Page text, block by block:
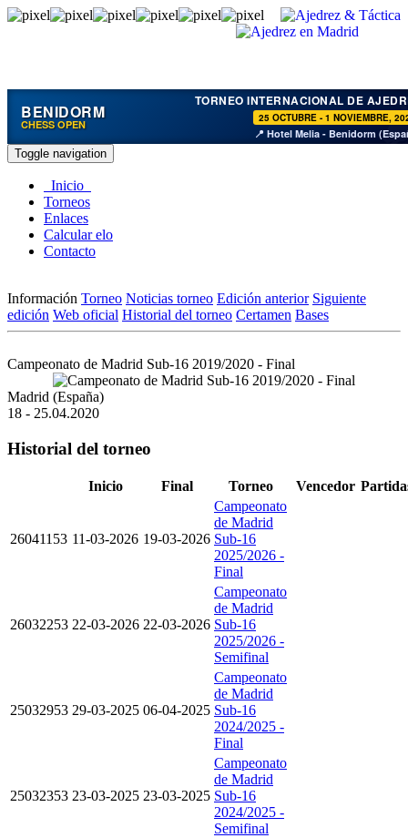
BENIDORM
CHESS OPEN
TORNEO INTERNACIONAL DE
25 OCTUBRE - 1 NOVIEMBRE,
📍 Hotel Melia - Benidorm
Toggle navigation
Inicio
Torneos
Enlaces
Calcular elo
Contacto
Información Torneo Noticias torneo Edición anterior Siguiente
edición Web oficial Historial del torneo Certamen Bases
Campeonato de Madrid Sub-16 2019/2020 - Final
Madrid (España)
18 - 25.04.2020
Historial del torneo
Inicio Final Torneo Vencedor
26041153 11-03-2026 19-03-2026
Campeonato
de Madrid
Sub-16
2025/2026 -
Final
26032253 22-03-2026 22-03-2026
Campeonato
de Madrid
Sub-16
2025/2026 -
Semifinal
25032953 29-03-2025 06-04-2025
Campeonato
de Madrid
Sub-16
2024/2025 -
Final
25032353 23-03-2025 23-03-2025
Campeonato
de Madrid
Sub-16
2024/2025 -
Semifinal